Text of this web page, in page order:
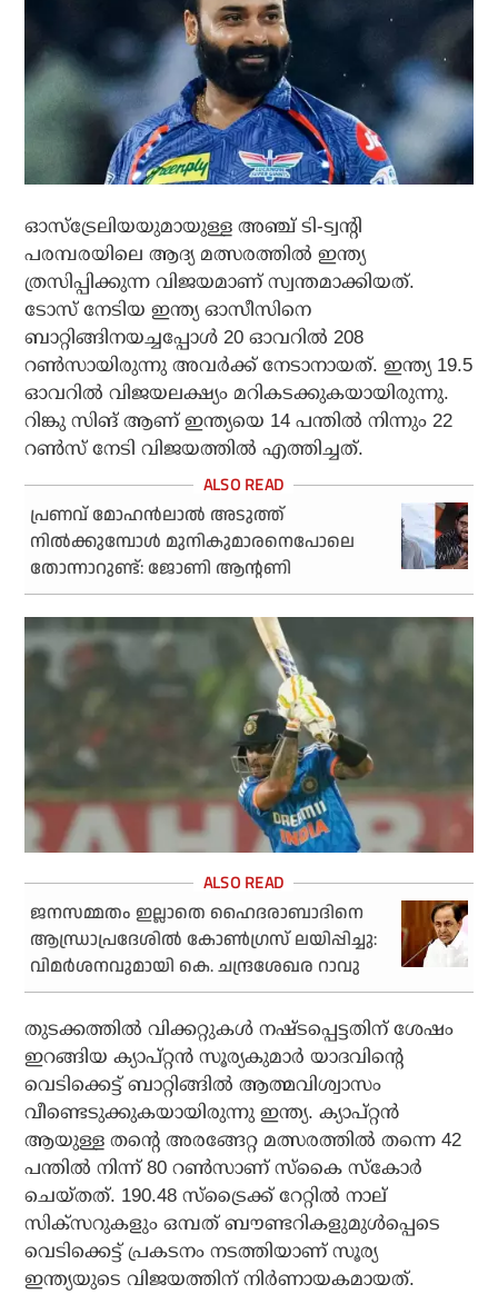
ഓസ്ട്രേലിയയുമായുള്ള അഞ്ച് ടി-ട്വന്റി
പരമ്പരയിലെ ആദ്യ മത്സരത്തില്‍ ഇന്ത്യ
ത്രസിപ്പിക്കുന്ന വിജയമാണ് സ്വന്തമാക്കിയത്.
ടോസ് നേടിയ ഇന്ത്യ ഓസീസിനെ
ബാറ്റിങ്ങിനയച്ചപ്പോള്‍ 20 ഓവറില്‍ 208
റണ്‍സായിരുന്നു അവര്‍ക്ക് നേടാനായത്. ഇന്ത്യ 19.5
ഓവറില്‍ വിജയലക്ഷ്യം മറികടക്കുകയായിരുന്നു.
റിങ്കു സിങ് ആണ് ഇന്ത്യയെ 14 പന്തില്‍ നിന്നും 22
റണ്‍സ് നേടി വിജയത്തില്‍ എത്തിച്ചത്.
പ്രണവ് മോഹൻലാൽ അടുത്ത്
നിൽക്കുമ്പോൾ മുനികുമാരനെപോലെ
തോന്നാറുണ്ട്: ജോണി ആന്റണി
ജനസമ്മതം ഇല്ലാതെ ഹൈദരാബാദിനെ
ആന്ധ്രാപ്രദേശില്‍ കോണ്‍ഗ്രസ് ലയിപ്പിച്ചു:
വിമര്‍ശനവുമായി കെ. ചന്ദ്രശേഖര റാവു
തുടക്കത്തില്‍ വിക്കറ്റുകള്‍ നഷ്ടപ്പെട്ടതിന് ശേഷം
ഇറങ്ങിയ ക്യാപ്റ്റന്‍ സൂര്യകുമാര്‍ യാദവിന്റെ
വെടിക്കെട്ട് ബാറ്റിങ്ങില്‍ ആത്മവിശ്വാസം
വീണ്ടെടുക്കുകയായിരുന്നു ഇന്ത്യ. ക്യാപ്റ്റന്‍
ആയുള്ള തന്റെ അരങ്ങേറ്റ മത്സരത്തില്‍ തന്നെ 42
പന്തില്‍ നിന്ന് 80 റണ്‍സാണ് സ്‌കൈ സ്‌കോര്‍
ചെയ്തത്. 190.48 സ്‌ട്രൈക്ക് റേറ്റില്‍ നാല്
സിക്‌സറുകളും ഒമ്പത് ബൗണ്ടറികളുമുള്‍പ്പെടെ
വെടിക്കെട്ട് പ്രകടനം നടത്തിയാണ് സൂര്യ
ഇന്ത്യയുടെ വിജയത്തിന് നിര്‍ണായകമായത്.